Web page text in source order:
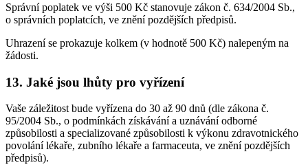
Správní poplatek ve výši 500 Kč stanovuje zákon č. 634/2004 Sb.,
o správních poplatcích, ve znění pozdějších předpisů.
Uhrazení se prokazuje kolkem (v hodnotě 500 Kč) nalepeným na
žádosti.
13. Jaké jsou lhůty pro vyřízení
Vaše záležitost bude vyřízena do 30 až 90 dnů (dle zákona č.
95/2004 Sb., o podmínkách získávání a uznávání odborné
způsobilosti a specializované způsobilosti k výkonu zdravotnického
povolání lékaře, zubního lékaře a farmaceuta, ve znění pozdějších
předpisů).